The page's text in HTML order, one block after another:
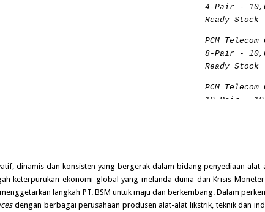
4-Pair -
Ready Stock
PCM Telecom
8-Pair -
Ready Stock
PCM Telecom
10-Pair -
dinamis dan konsisten yang bergerak dalam bidang penyediaan
keterpurukan ekonomi global yang melanda dunia dan Krisis
langkah PT. BSM untuk maju dan berkembang. Dalam
dengan berbagai perusahaan produsen alat-alat likstrik, teknik dan